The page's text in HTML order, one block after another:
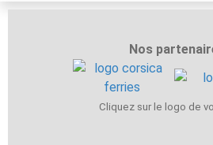
Nos
Cliquez sur le logo de